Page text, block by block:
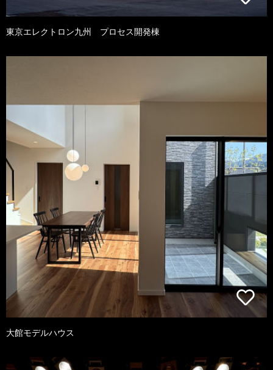
東京エレクトロン九州 プロセス開発棟
大館モデルハウス